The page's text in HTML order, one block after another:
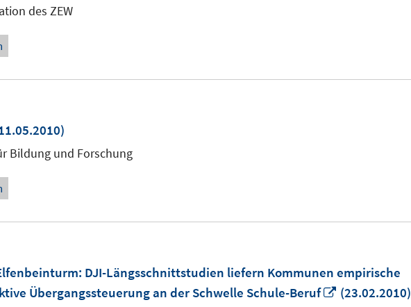
des ZEW
Bildung und Forschung
DJI-Längsschnittstudien liefern Kommunen empirische
Übergangssteuerung an der Schwelle Schule-Beruf
In
(23.02.2010)